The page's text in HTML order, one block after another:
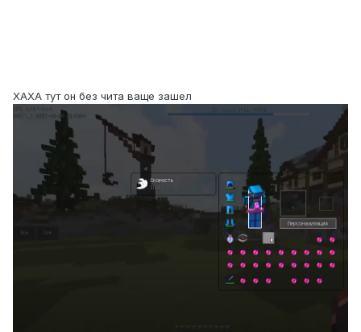
ХАХА тут он без чита ваще зашел